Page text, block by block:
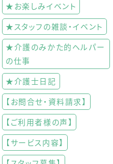
★お楽しみイベント
★スタッフの雑談・イベント
★介護のみかた的ヘルパー
の仕事
★介護士日記
【お問合せ・資料請求】
【ご利用者様の声】
【サービス内容】